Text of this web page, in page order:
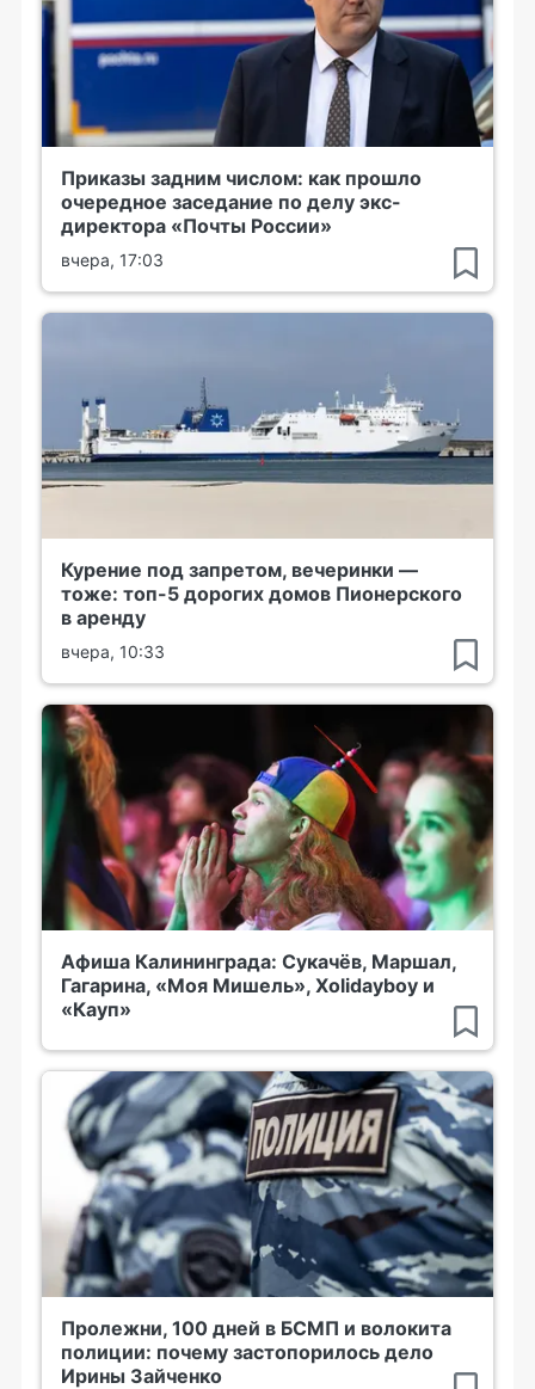
Приказы задним числом: как прошло
очередное заседание по делу экс-
директора «Почты России»
вчера, 17:03
Курение под запретом, вечеринки —
тоже: топ-5 дорогих домов Пионерского
в аренду
вчера, 10:33
Афиша Калининграда: Сукачёв, Маршал,
Гагарина, «Моя Мишель», Xolidayboy и
«Кауп»
Пролежни, 100 дней в БСМП и волокита
полиции: почему застопорилось дело
Ирины Зайченко